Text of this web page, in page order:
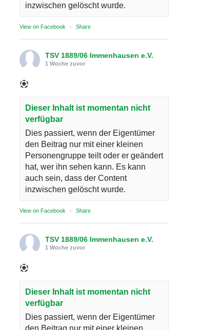
inzwischen gelöscht wurde.
View on Facebook · Share
TSV 1889/06 Immenhausen e.V.
1 Woche zuvor
Dieser Inhalt ist momentan nicht
verfügbar
Dies passiert, wenn der Eigentümer
den Beitrag nur mit einer kleinen
Personengruppe teilt oder er geändert
hat, wer ihn sehen kann. Es kann
auch sein, dass der Content
inzwischen gelöscht wurde.
View on Facebook · Share
TSV 1889/06 Immenhausen e.V.
1 Woche zuvor
Dieser Inhalt ist momentan nicht
verfügbar
Dies passiert, wenn der Eigentümer
den Beitrag nur mit einer kleinen